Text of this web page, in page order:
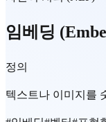
임베딩
정의
텍스트나 이미지를